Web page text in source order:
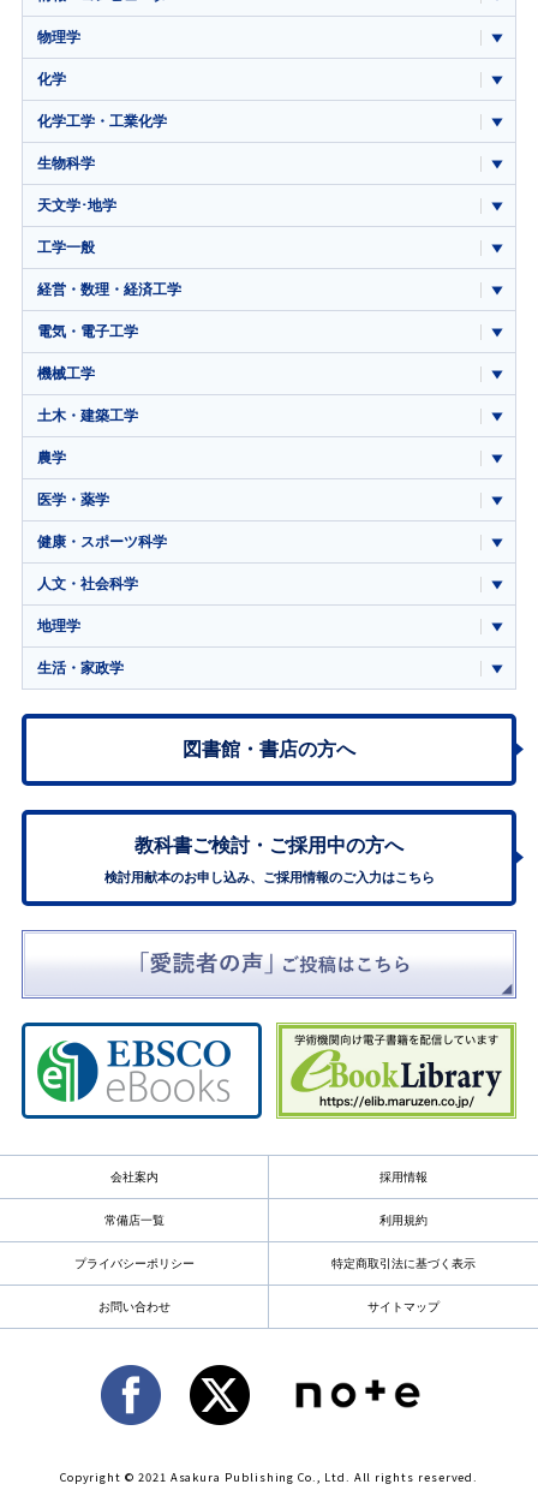
物理学
化学
化学工学・工業化学
生物科学
天文学･地学
工学一般
経営・数理・経済工学
電気・電子工学
機械工学
土木・建築工学
農学
医学・薬学
健康・スポーツ科学
人文・社会科学
地理学
生活・家政学
図書館・書店の方へ
教科書ご検討・ ご採用中の方へ
検討用献本のお申し込み、ご採用情報のご入力はこちら
会社案内 採用情報
常備店一覧 利用規約
プライバシーポリシー 特定商取引法に基づく表示
お問い合わせ サイトマップ
Copyright © 2021 Asakura Publishing Co., Ltd. All rights reserved.